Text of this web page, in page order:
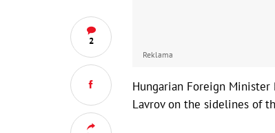
2
Reklama
Hungarian Foreign
Lavrov on the sidelines of